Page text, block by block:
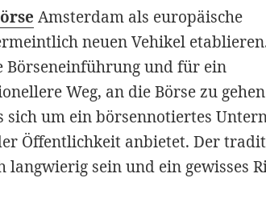
Amsterdam als europäische
neuen Vehikel
Börseneinführung und für ein
Weg, an die Börse zu
sich um ein börsennotiertes
Öffentlichkeit anbietet. Der
langwierig sein und ein gewisses